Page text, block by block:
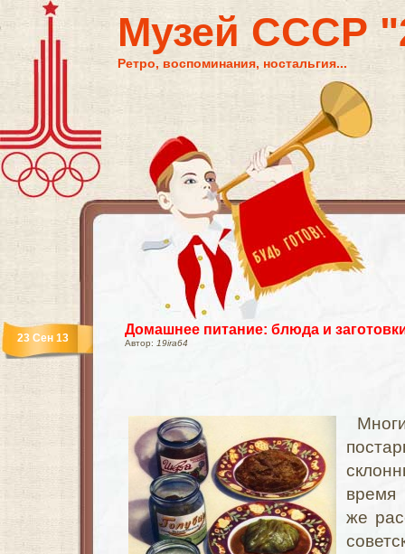
Музей СССР
Ретро, воспоминания, ностальгия...
Домашнее питание: блюда и
Автор: 19ira64
23 Сен 13
же